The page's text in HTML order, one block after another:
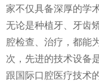
家不仅具备深厚的学
无论是种植牙、牙齿
腔检查、治疗，都能
次，先进的技术设备
跟国际口腔医疗技术